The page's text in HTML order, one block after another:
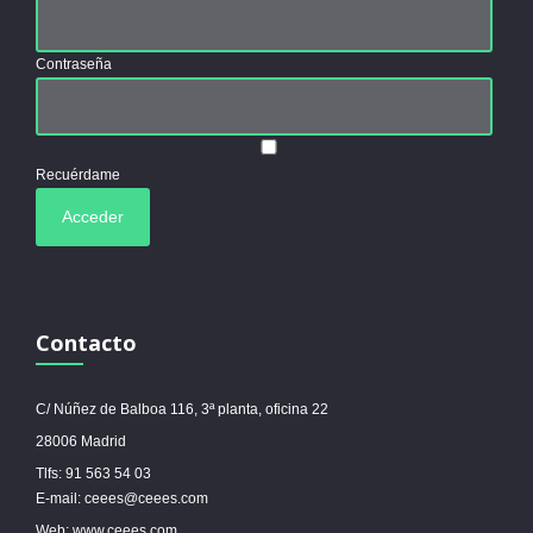
Contraseña
Recuérdame
Contacto
C/ Núñez de Balboa 116, 3ª planta, oficina 22
28006 Madrid
Tlfs: 91 563 54 03
E-mail: ceees@ceees.com